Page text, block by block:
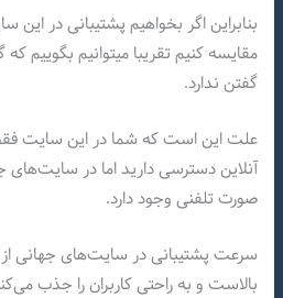
بنابراین اگر بخواهیم پشتیبانی در
مقایسه کنیم تقریبا میتوانیم بگوییم
گفتن ندارد.
علت این است که شما در این سایت
آنلاین دسترسی دارید‌ اما در سایت‌های
صورت تلفنی وجود دارد.
سرعت پشتیبانی در سایت‌های جهانی
بالاست و به راحتی کاربران را جذب